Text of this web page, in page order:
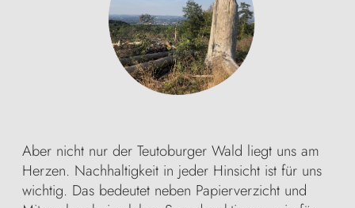
Aber nicht nur der Teutoburger Wald liegt uns am
Herzen. Nachhaltigkeit in jeder Hinsicht ist für uns
wichtig. Das bedeutet neben Papierverzicht und